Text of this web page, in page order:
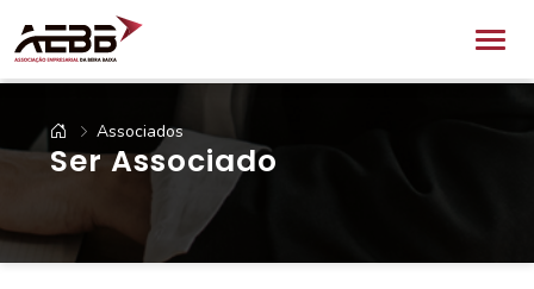
Associados
Ser Associado